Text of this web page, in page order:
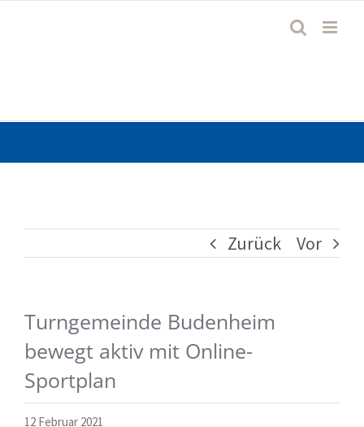
Zurück Vor
Turngemeinde Budenheim
bewegt aktiv mit Online-
Sportplan
12 Februar 2021